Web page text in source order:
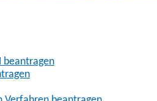
beantragen